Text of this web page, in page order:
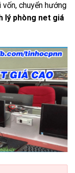
chuyển hướng
lý phòng net giá